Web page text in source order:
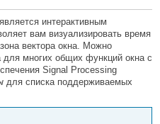
является интерактивным
вам визуализировать время
вектора окна. Можно
для многих общих функций окна с
Signal Processing
для списка поддерживаемых